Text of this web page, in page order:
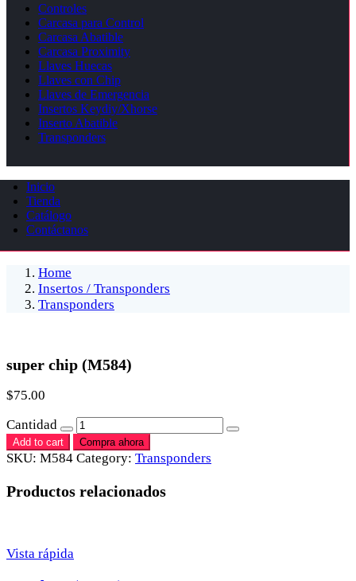
Controles
Carcasa para Control
Carcasa Abatible
Carcasa Proximity
Llaves Huecas
Llaves con Chip
Llaves de Emergencia
Insertos Keydiy/Xhorse
Inserto Abatible
Transponders
Inicio
Tienda
Catálogo
Contáctanos
Home
Insertos / Transponders
Transponders
super chip (M584)
$75.00
Cantidad
Add to cart Compra ahora
SKU: M584 Category: Transponders
Productos relacionados
Vista rápida